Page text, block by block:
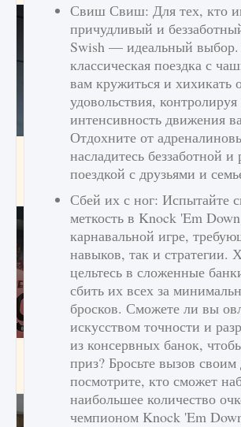
Все новые функции в режиме карьеры
Входят ли «Милан» и «Интер» в EA FC
9 августа 2024 2 064 0
Свиш Свиш: Для тех, кто
причудливый и
Swish — идеальный
классическая поездка с
вам кружиться и хихикать
удовольствия, контролируя
интенсивность движения
Отдохните от
насладитесь беззаботной и
поездкой с друзьями и
Сбей их с ног: Испытайте
меткость в Knock 'Em
карнавальной игре,
навыков, так и стратегии.
цельтесь в сложенные
сбить их всех за
бросков. Сможете ли вы
искусством точности и
из консервных банок,
приз? Бросьте вызов своим
посмотрите, кто сможет
наибольшее количество
чемпионом Knock 'Em